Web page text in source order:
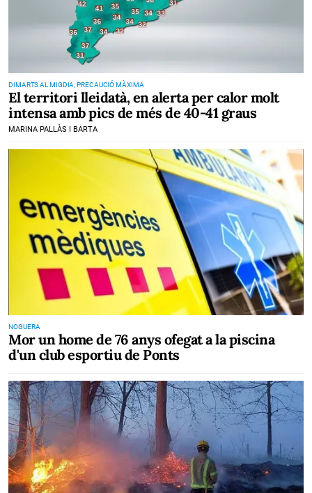
DIMARTS AL MIGDIA, PRECAUCIÓ MÀXIMA
El territori lleidatà, en alerta per calor molt
intensa amb pics de més de 40-41 graus
MARINA PALLÀS I BARTA
NOGUERA
Mor un home de 76 anys ofegat a la piscina
d'un club esportiu de Ponts